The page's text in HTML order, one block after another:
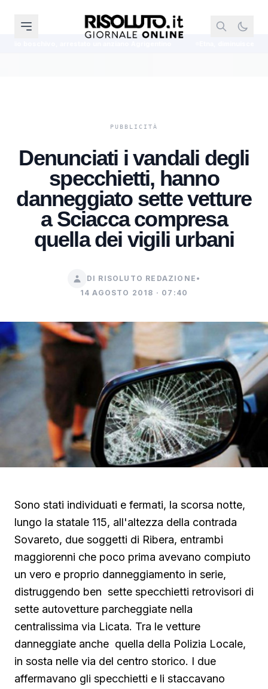
Denunciati i vandali degli
specchietti, hanno
danneggiato sette vetture
a Sciacca compresa
quella dei vigili urbani
DI RISOLUTO REDAZIONE •
14 AGOSTO 2018 · 07:40
Sono stati individuati e fermati, la scorsa notte,
lungo la statale 115, all'altezza della contrada
Sovareto, due soggetti di Ribera, entrambi
maggiorenni che poco prima avevano compiuto
un vero e proprio danneggiamento in serie,
distruggendo ben sette specchietti retrovisori di
sette autovetture parcheggiate nella
centralissima via Licata. Tra le vetture
danneggiate anche quella della Polizia Locale,
in sosta nelle via del centro storico. I due
affermavano gli specchietti e li staccavano